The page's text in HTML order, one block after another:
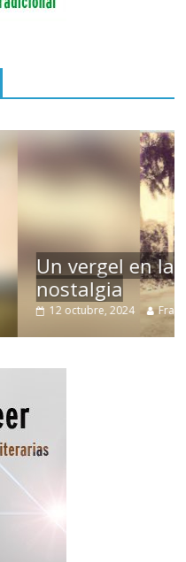
de la
Navarro 0